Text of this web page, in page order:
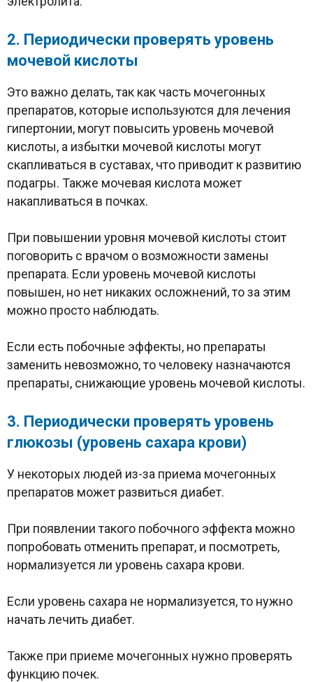
2. Периодически проверять уровень
мочевой кислоты
Это важно делать, так как часть мочегонных
препаратов, которые используются для лечения
гипертонии, могут повысить уровень мочевой
кислоты, а избытки мочевой кислоты могут
скапливаться в суставах, что приводит к развитию
подагры. Также мочевая кислота может
накапливаться в почках.
При повышении уровня мочевой кислоты стоит
поговорить с врачом о возможности замены
препарата. Если уровень мочевой кислоты
повышен, но нет никаких осложнений, то за этим
можно просто наблюдать.
Если есть побочные эффекты, но препараты
заменить невозможно, то человеку назначаются
препараты, снижающие уровень мочевой кислоты.
3. Периодически проверять уровень
глюкозы (уровень сахара крови)
У некоторых людей из-за приема мочегонных
препаратов может развиться диабет.
При появлении такого побочного эффекта можно
попробовать отменить препарат, и посмотреть,
нормализуется ли уровень сахара крови.
Если уровень сахара не нормализуется, то нужно
начать лечить диабет.
Также при приеме мочегонных нужно проверять
функцию почек.